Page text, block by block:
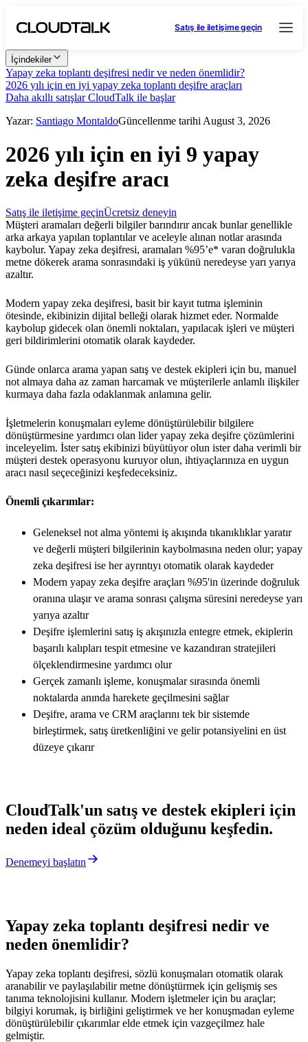
Satış ile iletişime geçin
İçindekiler
Yapay zeka toplantı deşifresi nedir ve neden önemlidir?
2026 yılı için en iyi yapay zeka toplantı deşifre araçları
Daha akıllı satışlar CloudTalk ile başlar
Yazar: Santiago MontaldoGüncellenme tarihi August 3, 2026
2026 yılı için en iyi 9 yapay
zeka deşifre aracı
Satış ile iletişime geçinÜcretsiz deneyin
Müşteri aramaları değerli bilgiler barındırır ancak bunlar genellikle
arka arkaya yapılan toplantılar ve aceleyle alınan notlar arasında
kaybolur. Yapay zeka deşifresi, aramaları %95’e* varan doğrulukla
metne dökerek arama sonrasındaki iş yükünü neredeyse yarı yarıya
azaltır.
Modern yapay zeka deşifresi, basit bir kayıt tutma işleminin
ötesinde, ekibinizin dijital belleği olarak hizmet eder. Normalde
kaybolup gidecek olan önemli noktaları, yapılacak işleri ve müşteri
geri bildirimlerini otomatik olarak kaydeder.
Günde onlarca arama yapan satış ve destek ekipleri için bu, manuel
not almaya daha az zaman harcamak ve müşterilerle anlamlı ilişkiler
kurmaya daha fazla odaklanmak anlamına gelir.
İşletmelerin konuşmaları eyleme dönüştürülebilir bilgilere
dönüştürmesine yardımcı olan lider yapay zeka deşifre çözümlerini
inceleyelim. İster satış ekibinizi büyütüyor olun ister daha verimli bir
müşteri destek operasyonu kuruyor olun, ihtiyaçlarınıza en uygun
aracı nasıl seçeceğinizi keşfedeceksiniz.
Önemli çıkarımlar:
Geleneksel not alma yöntemi iş akışında tıkanıklıklar yaratır
ve değerli müşteri bilgilerinin kaybolmasına neden olur; yapay
zeka deşifresi ise her ayrıntıyı otomatik olarak kaydeder
Modern yapay zeka deşifre araçları %95'in üzerinde doğruluk
oranına ulaşır ve arama sonrası çalışma süresini neredeyse yarı
yarıya azaltır
Deşifre işlemlerini satış iş akışınızla entegre etmek, ekiplerin
başarılı kalıpları tespit etmesine ve kazandıran stratejileri
ölçeklendirmesine yardımcı olur
Gerçek zamanlı işleme, konuşmalar sırasında önemli
noktalarda anında harekete geçilmesini sağlar
Deşifre, arama ve CRM araçlarını tek bir sistemde
birleştirmek, satış üretkenliğini ve gelir potansiyelini en üst
düzeye çıkarır
CloudTalk'un satış ve destek ekipleri için
neden ideal çözüm olduğunu keşfedin.
Denemeyi başlatın
Yapay zeka toplantı deşifresi nedir ve
neden önemlidir?
Yapay zeka toplantı deşifresi, sözlü konuşmaları otomatik olarak
aranabilir ve paylaşılabilir metne dönüştürmek için gelişmiş ses
tanıma teknolojisini kullanır. Modern işletmeler için bu araçlar;
bilgiyi korumak, iş birliğini geliştirmek ve her konuşmadan eyleme
dönüştürülebilir çıkarımlar elde etmek için vazgeçilmez hale
gelmiştir.